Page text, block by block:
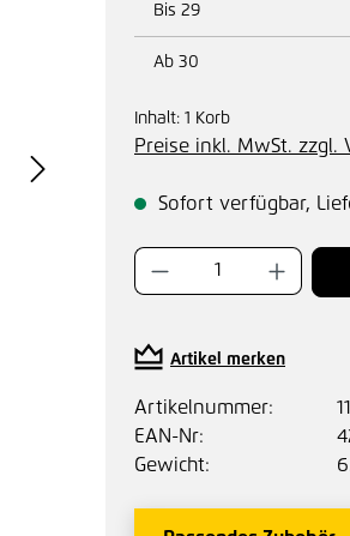
Bis 29
Ab 30
Inhalt: 1 Korb
Preise inkl. MwSt. zzgl.
Sofort verfügbar,
Produkt
Artikel merken
Artikelnummer:
EAN-Nr:
Gewicht: